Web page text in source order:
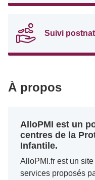
Suivi
À propos
AlloPMI est un
centres de la
Infantile.
AlloPMI.fr est un
services proposés